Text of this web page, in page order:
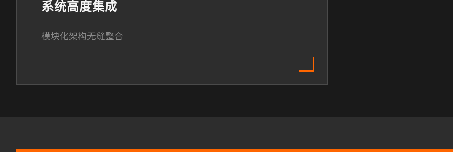
系统高度集成
模块化架构无缝整合